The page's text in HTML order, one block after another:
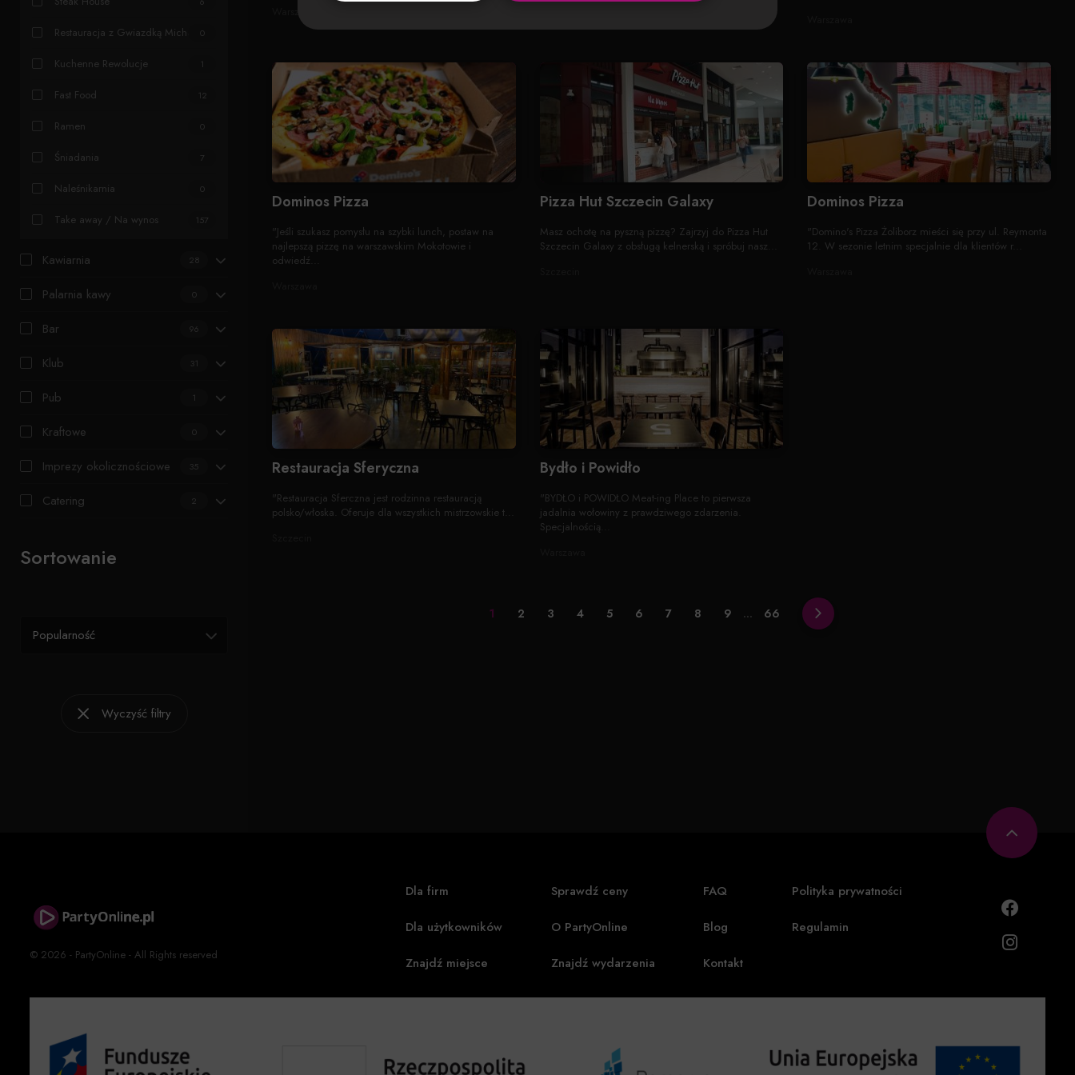
Restauracja z Gwiazdką Michelin0
Kuchenne Rewolucje 1
Fast Food 12
Ramen 0
Śniadania 7
Naleśnikarnia 0
Take away / Na wynos 157
Kawiarnia 28
Palarnia kawy 0
Bar 96
Klub 31
Pub 1
Kraftowe 0
Imprezy okolicznościowe 35
Catering 2
Sortowanie
Popularność
Wyczyść filtry
Warszawa
Dominos Pizza
"Jeśli szukasz pomysłu na szybki lunch, postaw na
najlepszą pizzę na warszawskim Mokotowie i
odwiedź...
Pizza Hut Szczecin Galaxy
Masz ochotę na pyszną pizzę? Zajrzyj do Pizza Hut
Szczecin Galaxy z obsługą kelnerską i spróbuj nasz...
Dominos Pizza
"Domino's Pizza Żoliborz mieści się przy ul. Reymonta
12. W sezonie letnim specjalnie dla klientów r...
Restauracja Sferyczna
"Restauracja Sferczna jest rodzinna restauracją
polsko/włoska. Oferuje dla wszystkich mistrzowskie t...
Bydło i Powidło
"BYDŁO i POWIDŁO Meat-ing Place to pierwsza
jadalnia wołowiny z prawdziwego zdarzenia.
Specjalnością...
1 2 3 4 5 6 7 8 9 ... 66
© 2026 - PartyOnline - All Rights reserved
Dla firm
Dla użytkowników
Znajdź miejsce
Sprawdź ceny
O PartyOnline
Znajdź wydarzenia
FAQ
Blog
Kontakt
Polityka prywatności
Regulamin